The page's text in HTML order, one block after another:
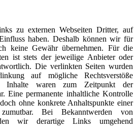
zu externen Webseiten Dritter, auf
haben. Deshalb können wir für
keine Gewähr übernehmen. Für die
ist stets der jeweilige Anbieter oder
Die verlinkten Seiten wurden
auf mögliche Rechtsverstöße
Inhalte waren zum Zeitpunkt der
Eine permanente inhaltliche Kontrolle
ohne konkrete Anhaltspunkte einer
Bei Bekanntwerden von
wir derartige Links umgehend